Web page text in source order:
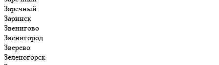
Заречный
Заринск
Звенигово
Звенигород
Зверево
Зеленогорск